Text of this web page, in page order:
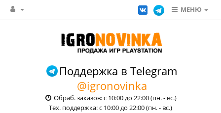
МЕНЮ
Поддержка в Telegram
@igronovinka
Обраб. заказов: с 10:00 до 22:00 (пн. - вс.)
Тех. поддержка: с 10:00 до 22:00 (пн. - вс.)